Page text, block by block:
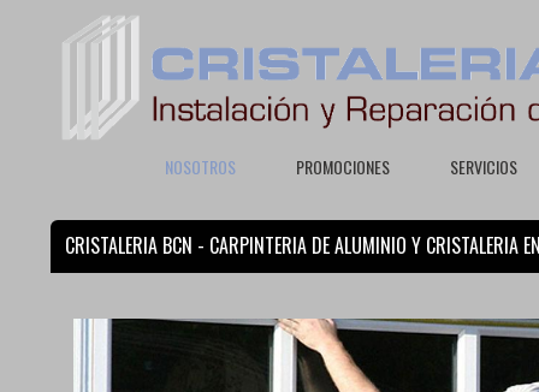
NOSOTROS PROMOCIONES SERVICIOS
CRISTALERIA BCN - CARPINTERIA DE ALUMINIO Y CRISTALERIA